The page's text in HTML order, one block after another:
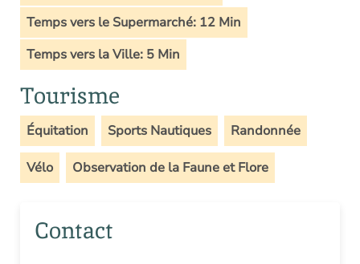
Temps vers le Supermarché: 12 Min
Temps vers la Ville: 5 Min
Tourisme
Équitation Sports Nautiques Randonnée
Vélo Observation de la Faune et Flore
Contact